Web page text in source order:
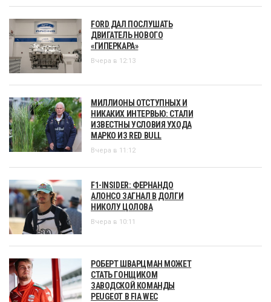
FORD ДАЛ ПОСЛУШАТЬ
ДВИГАТЕЛЬ НОВОГО
«ГИПЕРКАРА»
Вчера в 12:13
МИЛЛИОНЫ ОТСТУПНЫХ И
НИКАКИХ ИНТЕРВЬЮ: СТАЛИ
ИЗВЕСТНЫ УСЛОВИЯ УХОДА
МАРКО ИЗ RED BULL
Вчера в 11:12
F1-INSIDER: ФЕРНАНДО
АЛОНСО ЗАГНАЛ В ДОЛГИ
НИКОЛУ ЦОЛОВА
Вчера в 10:11
РОБЕРТ ШВАРЦМАН МОЖЕТ
СТАТЬ ГОНЩИКОМ
ЗАВОДСКОЙ КОМАНДЫ
PEUGEOT В FIA WEC